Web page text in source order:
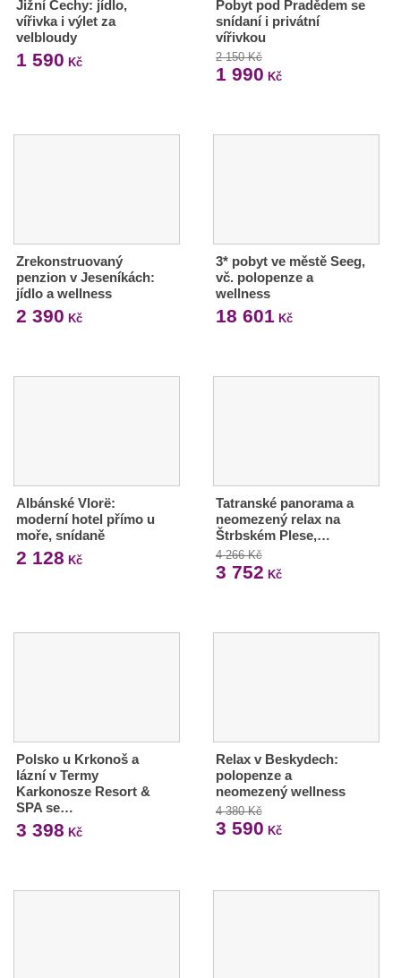
Jižní Čechy: jídlo,
vířivka i výlet za
velbloudy
1 590 Kč
Pobyt pod Pradědem se
snídaní i privátní
vířivkou
2 150 Kč
1 990 Kč
Zrekonstruovaný
penzion v Jeseníkách:
jídlo a wellness
2 390 Kč
3* pobyt ve městě Seeg,
vč. polopenze a
wellness
18 601 Kč
Albánské Vlorë:
moderní hotel přímo u
moře, snídaně
2 128 Kč
Tatranské panorama a
neomezený relax na
Štrbském Plese,…
4 266 Kč
3 752 Kč
Polsko u Krkonoš a
lázní v Termy
Karkonosze Resort &
SPA se…
3 398 Kč
Relax v Beskydech:
polopenze a
neomezený wellness
4 380 Kč
3 590 Kč